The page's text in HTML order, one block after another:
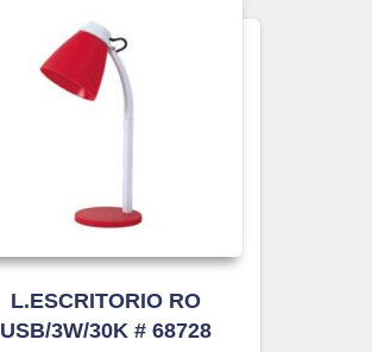
L.ESCRITORIO RO
USB/3W/30K # 68728